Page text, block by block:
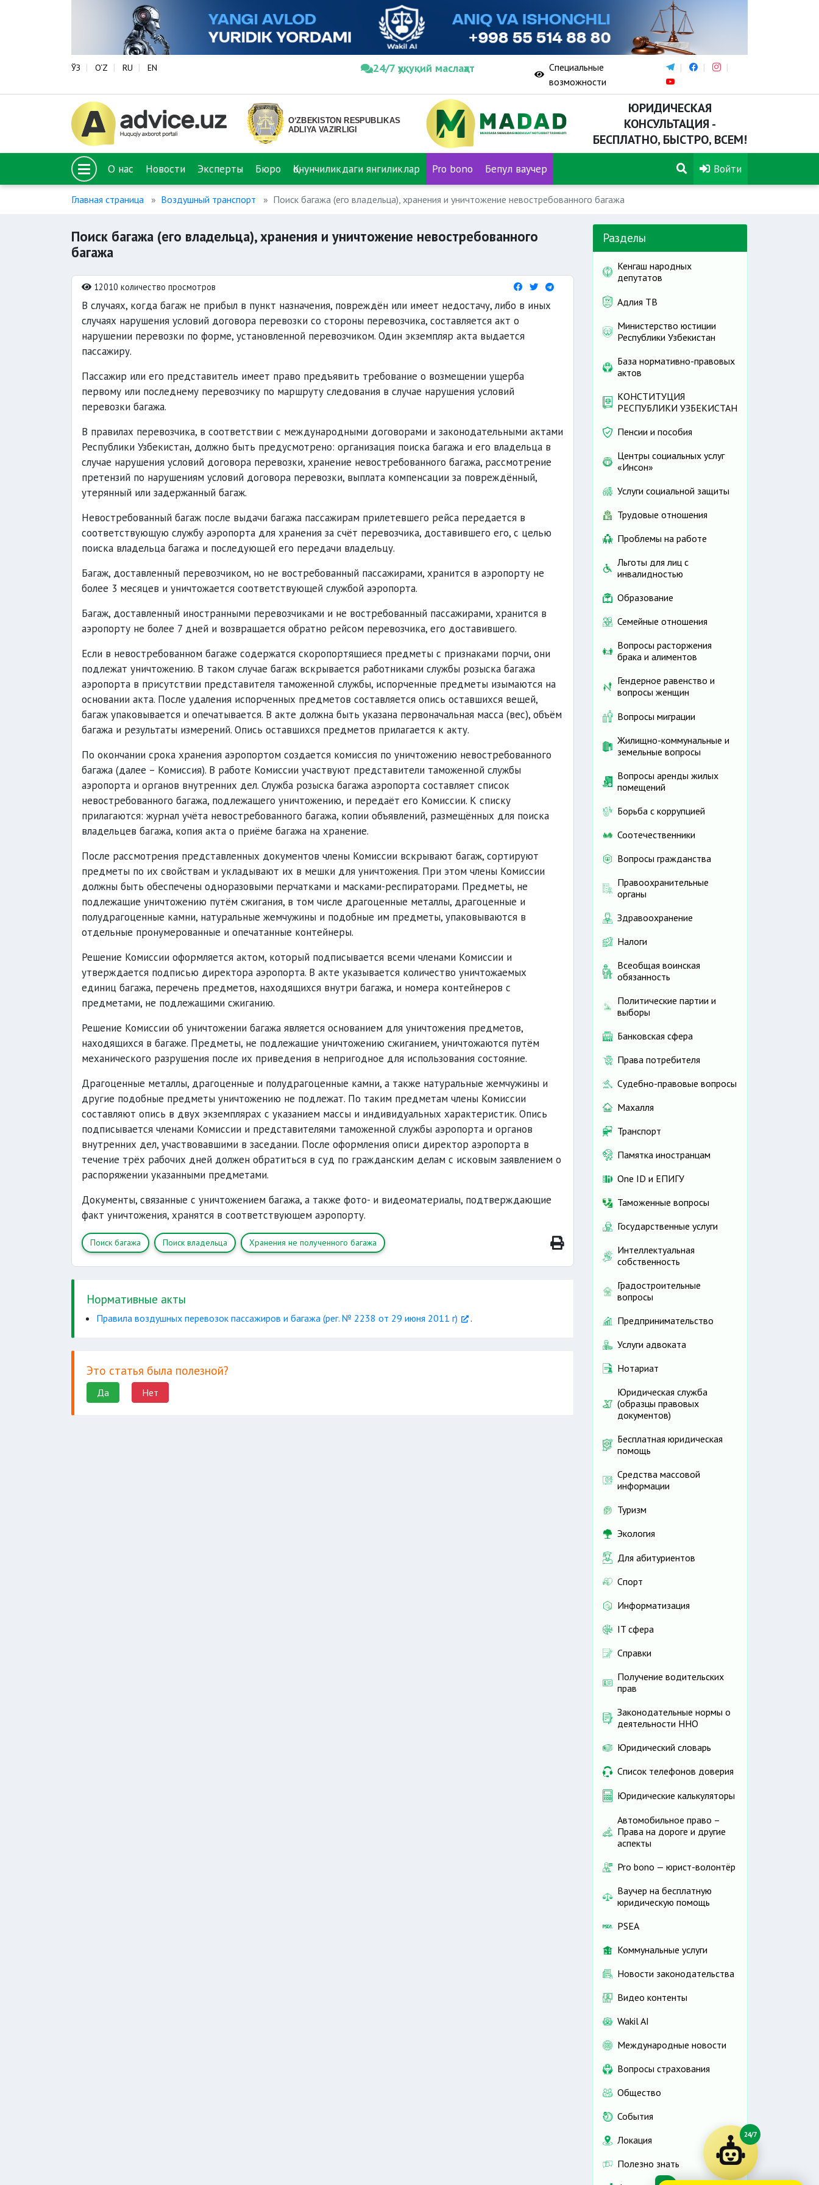
ЎЗ O‘Z RU EN 24/7 ҳуқуқий маслаҳат
Специальные
возможности
ЮРИДИЧЕСКАЯ
КОНСУЛЬТАЦИЯ -
БЕСПЛАТНО, БЫСТРО, ВСЕМ!
О нас Новости Эксперты Бюро Қонунчиликдаги янгиликлар Pro bono Бепул ваучер Войти
Главная страница Воздушный транспорт Поиск багажа (его владельца), хранения и уничтожение невостребованного багажа
Поиск багажа (его владельца), хранения и уничтожение невостребованного
багажа
12010 количество просмотров
В случаях, когда багаж не прибыл в пункт назначения, повреждён или имеет недостачу, либо в иных
случаях нарушения условий договора перевозки со стороны перевозчика, составляется акт о
нарушении перевозки по форме, установленной перевозчиком. Один экземпляр акта выдается
пассажиру.
Пассажир или его представитель имеет право предъявить требование о возмещении ущерба
первому или последнему перевозчику по маршруту следования в случае нарушения условий
перевозки багажа.
В правилах перевозчика, в соответствии с международными договорами и законодательными актами
Республики Узбекистан, должно быть предусмотрено: организация поиска багажа и его владельца в
случае нарушения условий договора перевозки, хранение невостребованного багажа, рассмотрение
претензий по нарушениям условий договора перевозки, выплата компенсации за повреждённый,
утерянный или задержанный багаж.
Невостребованный багаж после выдачи багажа пассажирам прилетевшего рейса передается в
соответствующую службу аэропорта для хранения за счёт перевозчика, доставившего его, с целью
поиска владельца багажа и последующей его передачи владельцу.
Багаж, доставленный перевозчиком, но не востребованный пассажирами, хранится в аэропорту не
более 3 месяцев и уничтожается соответствующей службой аэропорта.
Багаж, доставленный иностранными перевозчиками и не востребованный пассажирами, хранится в
аэропорту не более 7 дней и возвращается обратно рейсом перевозчика, его доставившего.
Если в невостребованном багаже содержатся скоропортящиеся предметы с признаками порчи, они
подлежат уничтожению. В таком случае багаж вскрывается работниками службы розыска багажа
аэропорта в присутствии представителя таможенной службы, испорченные предметы изымаются на
основании акта. После удаления испорченных предметов составляется опись оставшихся вещей,
багаж упаковывается и опечатывается. В акте должна быть указана первоначальная масса (вес), объём
багажа и результаты измерений. Опись оставшихся предметов прилагается к акту.
По окончании срока хранения аэропортом создается комиссия по уничтожению невостребованного
багажа (далее – Комиссия). В работе Комиссии участвуют представители таможенной службы
аэропорта и органов внутренних дел. Служба розыска багажа аэропорта составляет список
невостребованного багажа, подлежащего уничтожению, и передаёт его Комиссии. К списку
прилагаются: журнал учёта невостребованного багажа, копии объявлений, размещённых для поиска
владельцев багажа, копия акта о приёме багажа на хранение.
После рассмотрения представленных документов члены Комиссии вскрывают багаж, сортируют
предметы по их свойствам и укладывают их в мешки для уничтожения. При этом члены Комиссии
должны быть обеспечены одноразовыми перчатками и масками-респираторами. Предметы, не
подлежащие уничтожению путём сжигания, в том числе драгоценные металлы, драгоценные и
полудрагоценные камни, натуральные жемчужины и подобные им предметы, упаковываются в
отдельные пронумерованные и опечатанные контейнеры.
Решение Комиссии оформляется актом, который подписывается всеми членами Комиссии и
утверждается подписью директора аэропорта. В акте указывается количество уничтожаемых
единиц багажа, перечень предметов, находящихся внутри багажа, и номера контейнеров с
предметами, не подлежащими сжиганию.
Решение Комиссии об уничтожении багажа является основанием для уничтожения предметов,
находящихся в багаже. Предметы, не подлежащие уничтожению сжиганием, уничтожаются путём
механического разрушения после их приведения в непригодное для использования состояние.
Драгоценные металлы, драгоценные и полудрагоценные камни, а также натуральные жемчужины и
другие подобные предметы уничтожению не подлежат. По таким предметам члены Комиссии
составляют опись в двух экземплярах с указанием массы и индивидуальных характеристик. Опись
подписывается членами Комиссии и представителями таможенной службы аэропорта и органов
внутренних дел, участвовавшими в заседании. После оформления описи директор аэропорта в
течение трёх рабочих дней должен обратиться в суд по гражданским делам с исковым заявлением о
распоряжении указанными предметами.
Документы, связанные с уничтожением багажа, а также фото- и видеоматериалы, подтверждающие
факт уничтожения, хранятся в соответствующем аэропорту.
Поиск багажа Поиск владельца Хранения не полученного багажа
Нормативные акты
Правила воздушных перевозок пассажиров и багажа (рег. № 2238 от 29 июня 2011 г) .
Это статья была полезной?
Да Нет
Разделы
Кенгаш народных
депутатов
Адлия ТВ
Министерство юстиции
Республики Узбекистан
База нормативно-правовых
актов
КОНСТИТУЦИЯ
РЕСПУБЛИКИ УЗБЕКИСТАН
Пенсии и пособия
Центры социальных услуг
«Инсон»
Услуги социальной защиты
Трудовые отношения
Проблемы на работе
Льготы для лиц с
инвалидностью
Образование
Семейные отношения
Вопросы расторжения
брака и алиментов
Гендерное равенство и
вопросы женщин
Вопросы миграции
Жилищно-коммунальные и
земельные вопросы
Вопросы аренды жилых
помещений
Борьба с коррупцией
Соотечественники
Вопросы гражданства
Правоохранительные
органы
Здравоохранение
Налоги
Всеобщая воинская
обязанность
Политические партии и
выборы
Банковская сфера
Права потребителя
Судебно-правовые вопросы
Махалля
Транспорт
Памятка иностранцам
One ID и ЕПИГУ
Таможенные вопросы
Государственные услуги
Интеллектуальная
собственность
Градостроительные
вопросы
Предпринимательство
Услуги адвоката
Нотариат
Юридическая служба
(образцы правовых
документов)
Бесплатная юридическая
помощь
Средства массовой
информации
Туризм
Экология
Для абитуриентов
Спорт
Информатизация
IT сфера
Справки
Получение водительских
прав
Законодательные нормы о
деятельности ННО
Юридический словарь
Список телефонов доверия
Юридические калькуляторы
Автомобильное право –
Права на дороге и другие
аспекты
Pro bono — юрист-волонтёр
Ваучер на бесплатную
юридическую помощь
PSEA
Коммунальные услуги
Новости законодательства
Видео контенты
Wakil AI
Международные новости
Вопросы страхования
Общество
События
Локация
Полезно знать
24/7